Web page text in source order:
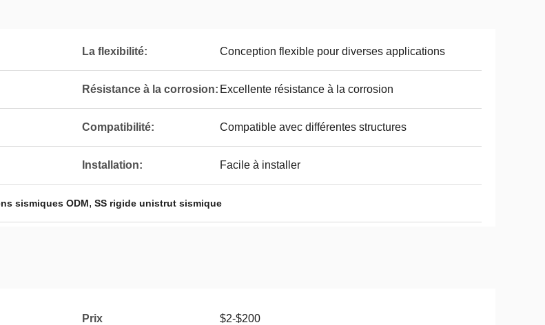
La flexibilité: Conception flexible pour diverses applications
Résistance à la corrosion: Excellente résistance à la corrosion
Compatibilité: Compatible avec différentes structures
Installation: Facile à installer
sismiques ODM, SS rigide unistrut sismique
Prix $2-$200